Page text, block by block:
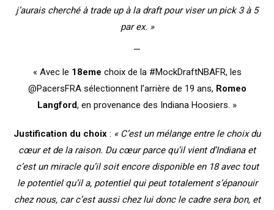
j’aurais cherché à trade up à la draft pour viser un pick 3 à 5
par ex. »
—
« Avec le 18eme choix de la #MockDraftNBAFR, les
@PacersFRA sélectionnent l’arrière de 19 ans, Romeo
Langford, en provenance des Indiana Hoosiers. »
Justification du choix : « C’est un mélange entre le choix du
cœur et de la raison. Du cœur parce qu’il vient d’Indiana et
c’est un miracle qu’il soit encore disponible en 18 avec tout
le potentiel qu’il a, potentiel qui peut totalement s’épanouir
chez nous, car c’est aussi chez lui donc le cadre sera bon, et